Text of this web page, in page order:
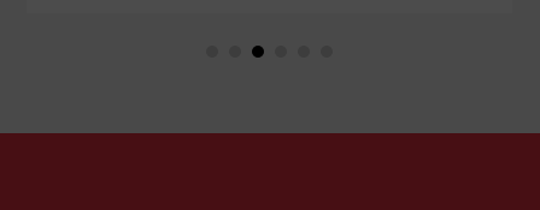
événements aux Pays-Bas ou en Irlande
comme l'a rappelé Léon XIV récemment.